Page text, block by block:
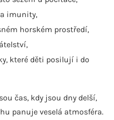
imunity,
horském prostředí,
které děti posilují i do
čas, kdy jsou dny delší,
panuje veselá atmosféra.